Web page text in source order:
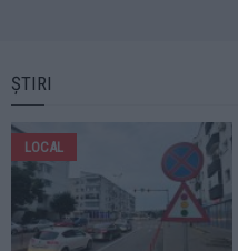
ȘTIRI
LOCAL